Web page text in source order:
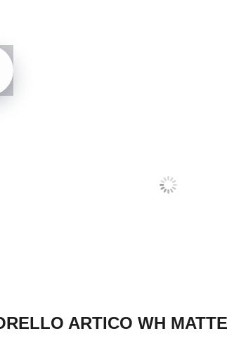
ARTICO WH